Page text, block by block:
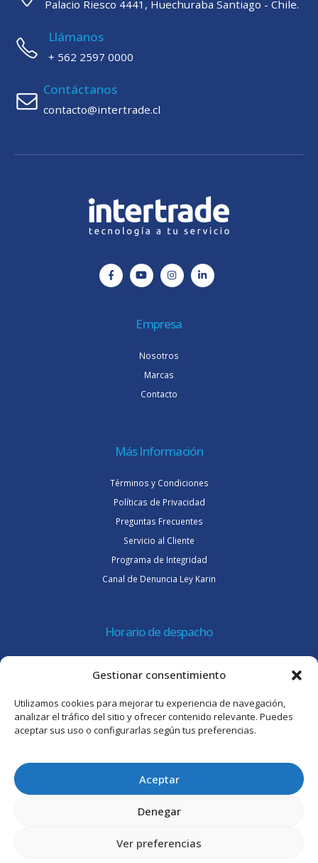
Gestionar consentimiento
Utilizamos cookies para mejorar tu experiencia de navegación,
analizar el tráfico del sitio y ofrecer contenido relevante. Puedes
aceptar sus uso o configurarlas según tus preferencias.
Aceptar
Denegar
Ver preferencias
Palacio Riesco 4441, Huechuraba Santiago - Chile.
Llámanos
+ 562 2597 0000
Contáctanos
contacto@intertrade.cl
Empresa
Nosotros
Marcas
Contacto
Más Información
Términos y Condiciones
Políticas de Privacidad
Preguntas Frecuentes
Servicio al Cliente
Programa de Integridad
Canal de Denuncia Ley Karin
Horario de despacho
Viernes 8:30 a 15:30 hrs.
Atención al cliente